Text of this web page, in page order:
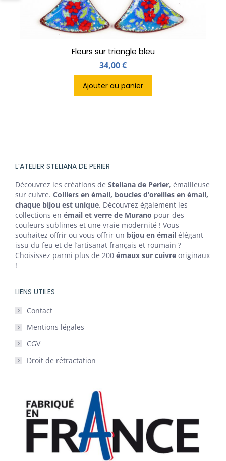
Fleurs sur triangle bleu
34,00€
Ajouter au panier
L’ATELIER STELIANA DE PERIER
Découvrez les créations de Steliana de Perier, émailleuse
sur cuivre. Colliers en émail, boucles d’oreilles en émail,
chaque bijou est unique. Découvrez également les
collections en émail et verre de Murano pour des
couleurs sublimes et une vraie modernité ! Vous
souhaitez offrir ou vous offrir un bijou en émail élégant
issu du feu et de l’artisanat français et roumain ?
Choisissez parmi plus de 200 émaux sur cuivre originaux
!
LIENS UTILES
Contact
Mentions légales
CGV
Droit de rétractation